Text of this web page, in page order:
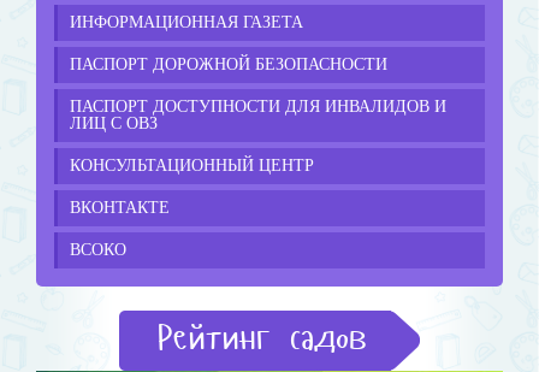
ИНФОРМАЦИОННАЯ ГАЗЕТА
ПАСПОРТ ДОРОЖНОЙ БЕЗОПАСНОСТИ
ПАСПОРТ ДОСТУПНОСТИ ДЛЯ ИНВАЛИДОВ И
ЛИЦ С ОВЗ
КОНСУЛЬТАЦИОННЫЙ ЦЕНТР
ВКОНТАКТЕ
ВСОКО
Рейтинг садов